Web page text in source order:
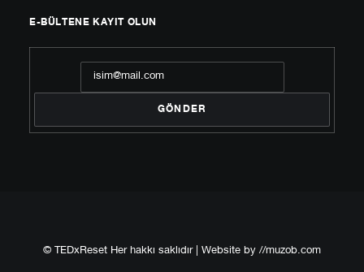
E-BÜLTENE KAYIT OLUN
© TEDxReset Her hakkı saklıdır | Website by //muzob.com